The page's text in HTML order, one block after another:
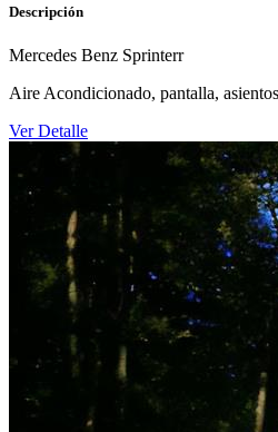
Descripción
Mercedes Benz Sprinterr
Aire Acondicionado, pantalla,
Ver Detalle